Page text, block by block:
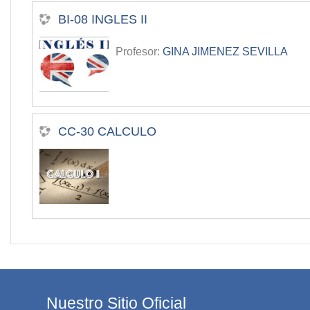
BI-08 INGLES II
Profesor: GINA JIMENEZ SEVILLA
CC-30 CALCULO
Nuestro Sitio Oficial